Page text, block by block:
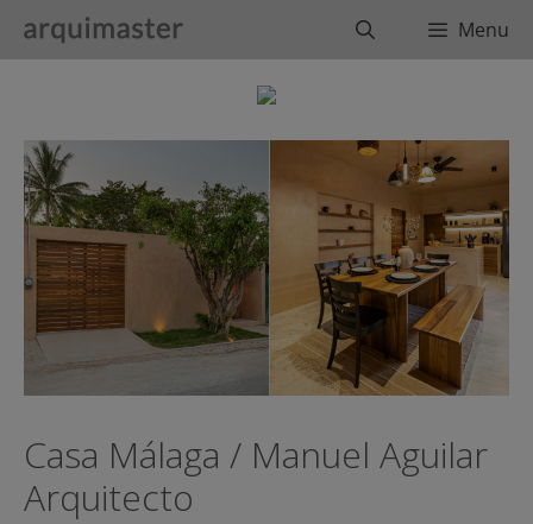
BuscarMenu
Casa Málaga / Manuel Aguilar
Arquitecto